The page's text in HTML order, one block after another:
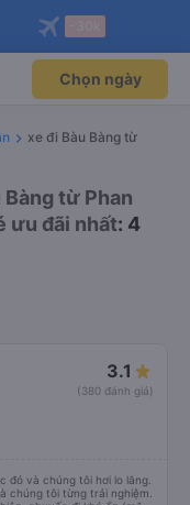
Mở app
qua
Mở app
Chọn ngày
xe đi Bàu Bàng từ
từ Phan
ưu đãi nhất: 4
3.1
(380 đánh giá)
đó và chúng tôi hơi lo lắng.
chúng tôi từng trải nghiệm.